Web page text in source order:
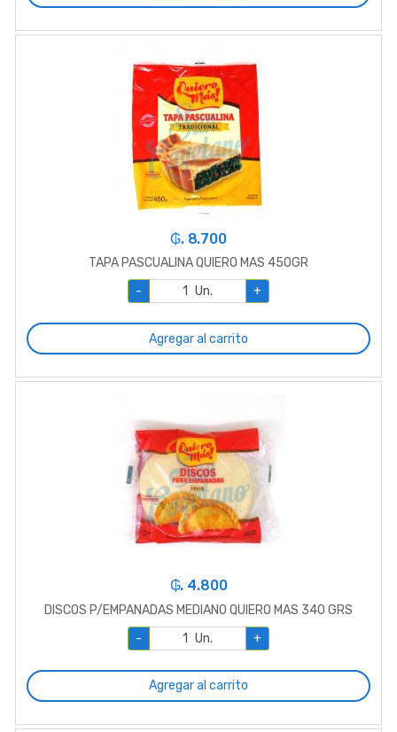
₲. 8.700
TAPA PASCUALINA QUIERO MAS 450GR
-
Un. +
Agregar al carrito
₲. 4.800
DISCOS P/EMPANADAS MEDIANO QUIERO MAS 340 GRS
-
Un. +
Agregar al carrito